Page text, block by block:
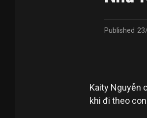
Published
Kaity Nguyễn
khi đi theo